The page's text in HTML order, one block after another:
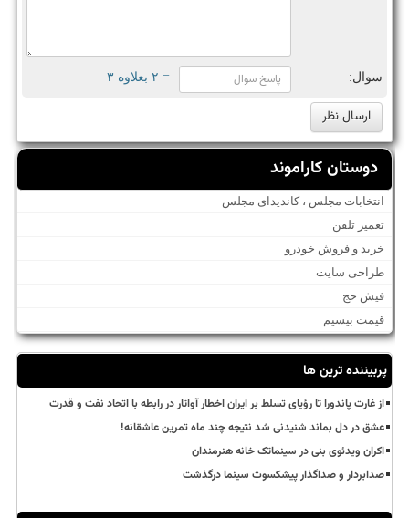
سوال: = ۲ بعلاوه ۳
دوستان کاراموند
انتخابات مجلس ، کاندیدای مجلس
تعمیر تلفن
خرید و فروش خودرو
طراحی سایت
فیش حج
قیمت بیسیم
پربیننده ترین ها
از غارت پاندورا تا رؤیای تسلط بر ایران اخطار آواتار در رابطه با اتحاد نفت و قدرت
عشق در دل بماند شنیدنی شد نتیجه چند ماه تمرین عاشقانه!
اکران ویدئوی بنی در سینماتک خانه هنرمندان
صدابردار و صداگذار پیشکسوت سینما درگذشت